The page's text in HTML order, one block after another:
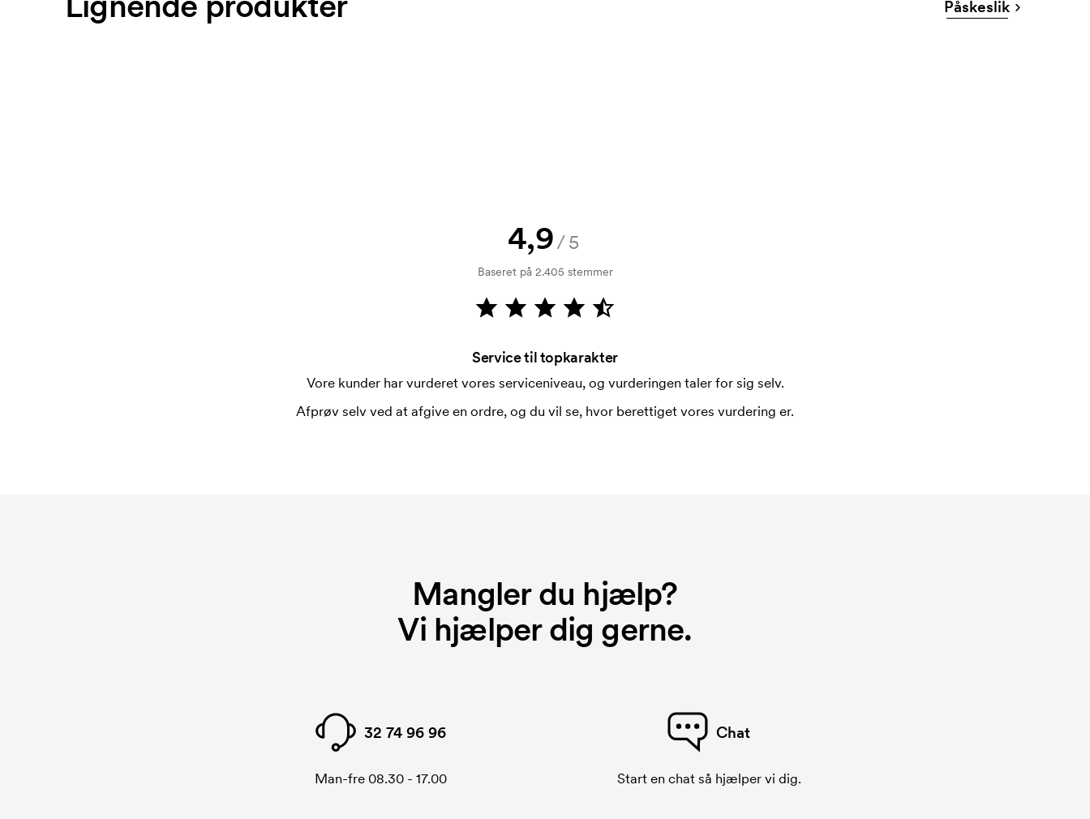
Selvfølgelig! Du får altid godkendt en skitse og et tilbud inden din bestilling bliver
Påskeslik
4,9/5
Baseret på 2.405 stemmer
Service til topkarakter
Vore kunder har vurderet vores serviceniveau, og vurderingen taler for sig selv.
Afprøv selv ved at afgive en ordre, og du vil se, hvor berettiget vores vurdering er.
Mangler du hjælp?
Vi hjælper dig gerne.
32 74 96 96
Man-fre 08.30 - 17.00
Chat
Start en chat så hjælper vi dig.